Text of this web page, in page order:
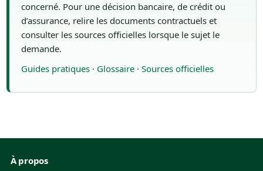
concerné. Pour une décision bancaire, de crédit ou
d’assurance, relire les documents contractuels et
consulter les sources officielles lorsque le sujet le
demande.
Guides pratiques· Glossaire· Sources officielles
À propos